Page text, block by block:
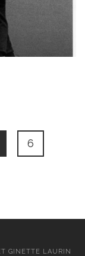
6
GINETTE LAURIN